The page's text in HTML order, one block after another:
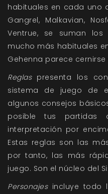
habituales en cada uno
Gangrel, Malkavian,
Ventrue, se suman
mucho más habituales
Gehenna parece
Reglaspresenta los
sistema de juego de
algunos consejos
posible tus
interpretación por
Estas reglas son las
por tanto, las más
juego. Son el núcleo del
Personajesincluye todo